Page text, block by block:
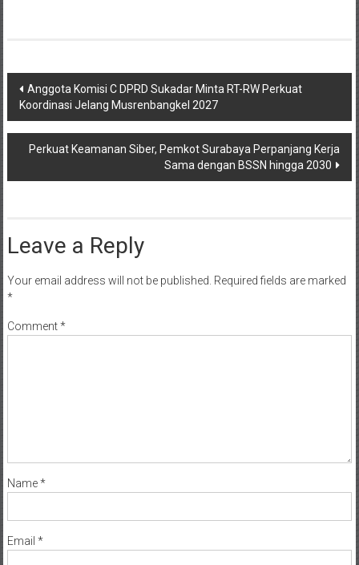
Post
navigation
Anggota Komisi C DPRD Sukadar Minta RT-RW Perkuat
Koordinasi Jelang Musrenbangkel 2027
Perkuat Keamanan Siber, Pemkot Surabaya Perpanjang Kerja
Sama dengan BSSN hingga 2030
Leave a Reply
Your email address will not be published. Required fields are marked
*
Comment*
Name*
Email *